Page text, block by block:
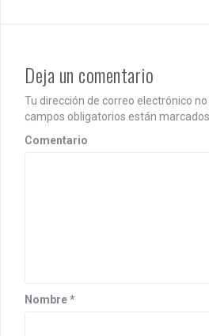
Deja un comentario
Tu dirección de correo electrónico
campos obligatorios están
Comentario
Nombre*